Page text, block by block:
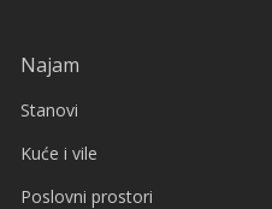
Najam
Stanovi
Kuće i vile
Poslovni prostori